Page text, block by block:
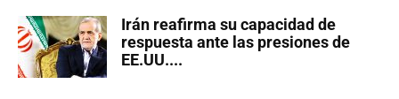
Irán reafirma su capacidad de
respuesta ante las presiones de
EE.UU....